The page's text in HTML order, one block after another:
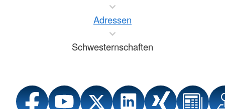
Adressen
Schwesternschaften